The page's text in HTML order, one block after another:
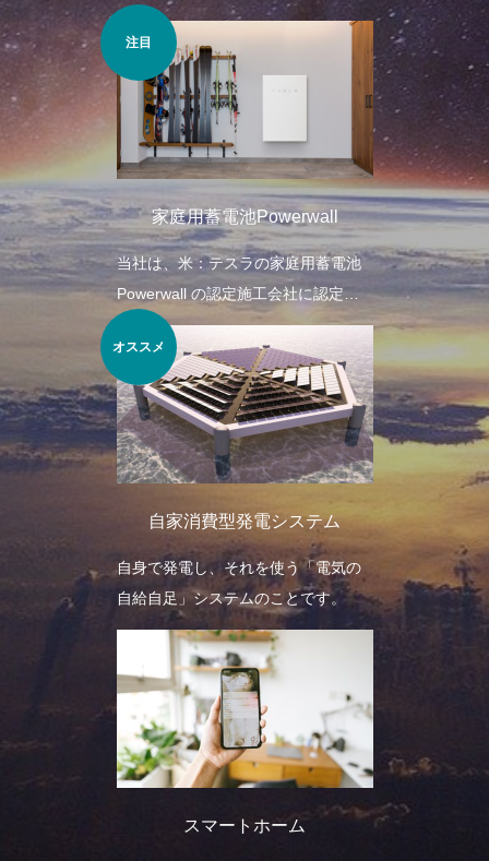
ムについてご案内。
注目
家庭用蓄電池Powerwall
当社は、米：テスラの家庭用蓄電池
Powerwall の認定施工会社に認定さ
れました。
オススメ
自家消費型発電システム
自身で発電し、それを使う「電気の
自給自足」システムのことです。
スマートホーム